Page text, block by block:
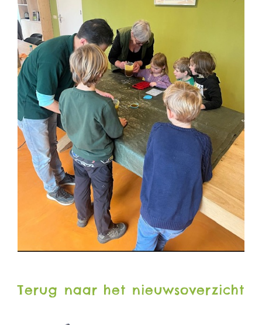
Terug naar het nieuwsoverzicht